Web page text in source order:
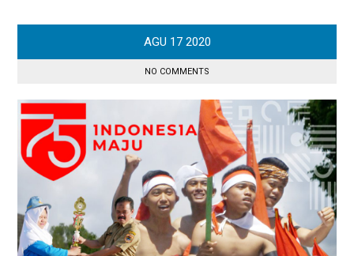
AGU 17 2020
NO COMMENTS